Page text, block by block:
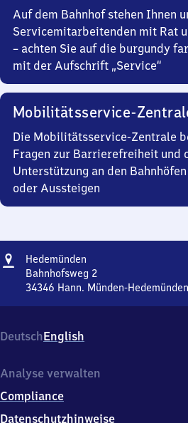
Auf dem Bahnhof stehen Ihnen
Servicemitarbeitenden mit Rat
– achten Sie auf die burgundy
mit der Aufschrift „Service“
Mobilitätsservice-
Die Mobilitätsservice-Zentrale
Fragen zur Barrierefreiheit und
Unterstützung an den
oder Aussteigen
Adresse
Hedemünden
Bahnhofsweg 2
34346 Hann. Münden-Hedemünden
2,
3
3
6
Hann.
DeutschEnglish
Analyse verwalten
Compliance
Datenschutzhinweise